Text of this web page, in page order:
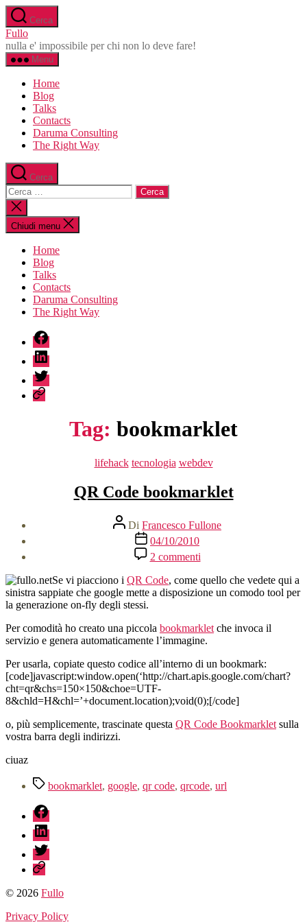
Salta
al
contenuto
Cerca
Fullo
nulla e' impossibile per chi non lo deve fare!
Menu
Home
Blog
Talks
Contacts
Daruma Consulting
The Right Way
Cerca
Cerca:
Chiudi
la
ricerca
Chiudi menu
Home
Blog
Talks
Contacts
Daruma Consulting
The Right Way
fb
linkedin
twitter
sessionize
Tag: bookmarklet
Categorie
lifehack tecnologia webdev
QR Code bookmarklet
Autore
articolo
Di Francesco Fullone
Data
dell'articolo
04/10/2010
2 commentisu
QR
Code
bookmarklet
Se vi piacciono i QR Code, come quello che vedete qui a
sinistra sappiate che google mette a disposizione un comodo tool per
la generazione on-fly degli stessi.
Per comodità ho creato una piccola bookmarklet che invoca il
servizio e genera automaticamente l’immagine.
Per usarla, copiate questo codice all’interno di un bookmark:
[code]javascript:window.open(‘http://chart.apis.google.com/chart?
cht=qr&chs=150×150&choe=UTF-
8&chld=H&chl=’+document.location);void(0);[/code]
o, più semplicemente, trascinate questa QR Code Bookmarklet sulla
vostra barra degli indirizzi.
ciuaz
Tagbookmarklet, google, qr code, qrcode, url
fb
linkedin
twitter
sessionize
© 2026 Fullo
Privacy Policy